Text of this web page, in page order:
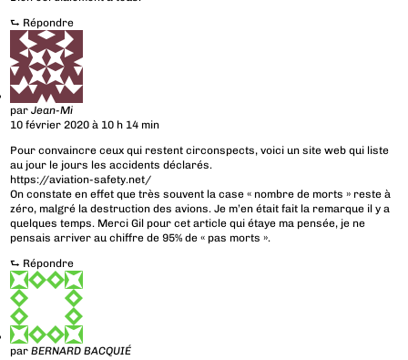
⮑ Répondre
parJean-Mi
10 février 2020 à 10 h 14 min
Pour convaincre ceux qui restent circonspects, voici un site web qui liste
au jour le jours les accidents déclarés.
https://aviation-safety.net/
On constate en effet que très souvent la case « nombre de morts » reste à
zéro, malgré la destruction des avions. Je m’en était fait la remarque il y a
quelques temps. Merci Gil pour cet article qui étaye ma pensée, je ne
pensais arriver au chiffre de 95% de « pas morts ».
⮑ Répondre
parBERNARD BACQUIÉ